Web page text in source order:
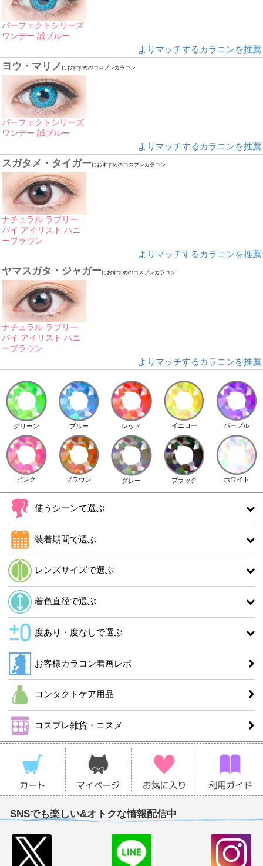
パーフェクトシリーズ
ワンデー 誠ブルー
よりマッチするカラコンを推薦
ヨウ・マリノ におすすめのコスプレカラコン
パーフェクトシリーズ
ワンデー 誠ブルー
よりマッチするカラコンを推薦
スガタメ・タイガーにおすすめのコスプレカラコン
ナチュラル ラブリー
バイ アイリスト ハニ
ーブラウン
よりマッチするカラコンを推薦
ヤマスガタ・ジャガーにおすすめのコスプレカラコン
ナチュラル ラブリー
バイ アイリスト ハニ
ーブラウン
よりマッチするカラコンを推薦
グリーン ブルー レッド イエロー パープル
ピンク ブラウン グレー ブラック ホワイト
使うシーンで選ぶ
装着期間で選ぶ
レンズサイズで選ぶ
着色直径で選ぶ
度あり・度なしで選ぶ
お客様カラコン着画レポ
コンタクトケア用品
コスプレ雑貨・コスメ
SNSでも楽しい&オトクな情報配信中